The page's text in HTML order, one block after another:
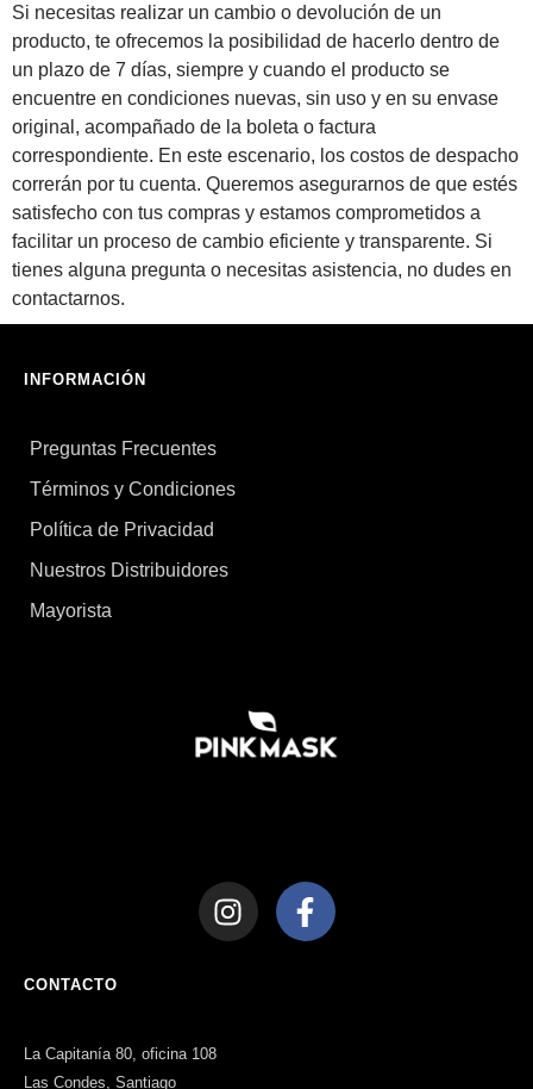
Si necesitas realizar un cambio o devolución de un
producto, te ofrecemos la posibilidad de hacerlo dentro de
un plazo de 7 días, siempre y cuando el producto se
encuentre en condiciones nuevas, sin uso y en su envase
original, acompañado de la boleta o factura
correspondiente. En este escenario, los costos de despacho
correrán por tu cuenta. Queremos asegurarnos de que estés
satisfecho con tus compras y estamos comprometidos a
facilitar un proceso de cambio eficiente y transparente. Si
tienes alguna pregunta o necesitas asistencia, no dudes en
contactarnos.
INFORMACIÓN
Preguntas Frecuentes
Términos y Condiciones
Política de Privacidad
Nuestros Distribuidores
Mayorista
CONTACTO
La Capitanía 80, oficina 108
Las Condes, Santiago